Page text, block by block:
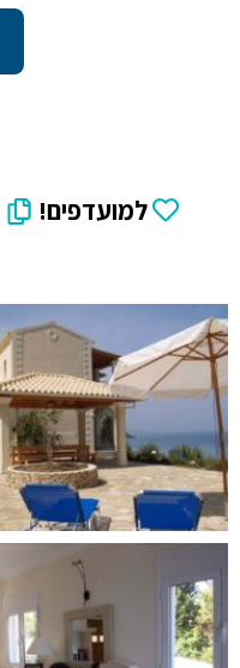
למועדפים!